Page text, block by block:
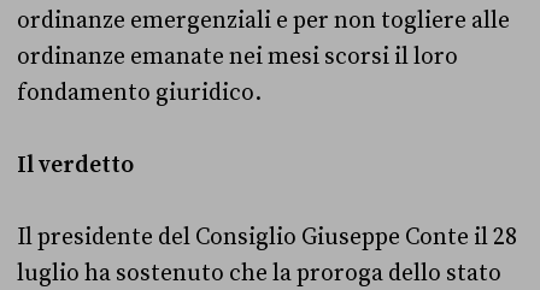
ordinanze emergenziali e per non togliere alle
ordinanze emanate nei mesi scorsi il loro
fondamento giuridico.
Il verdetto
Il presidente del Consiglio Giuseppe Conte il 28
luglio ha sostenuto che la proroga dello stato